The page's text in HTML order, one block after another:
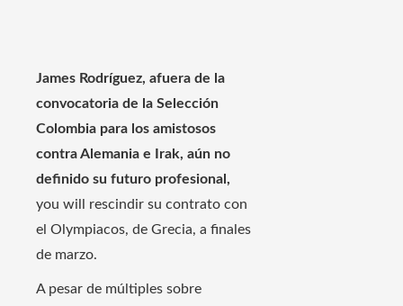
James Rodríguez, afuera de la
convocatoria de la Selección
Colombia para los amistosos
contra Alemania e Irak, aún no
definido su futuro profesional,
you will rescindir su contrato con
el Olympiacos, de Grecia, a finales
de marzo.
A pesar de múltiples sobre